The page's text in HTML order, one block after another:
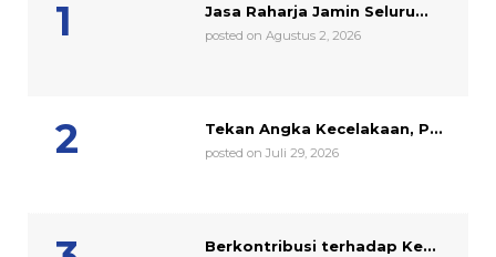
Jasa Raharja Jamin Seluru...
posted on Agustus 2, 2026
Tekan Angka Kecelakaan, P...
posted on Juli 29, 2026
Berkontribusi terhadap Ke...